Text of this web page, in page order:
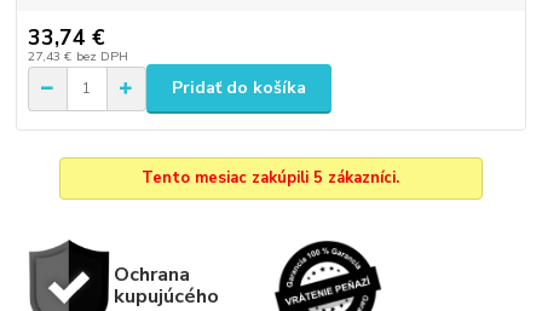
33,74 €
27,43 € bez DPH
Pridať do košíka
Tento mesiac zakúpili 5 zákazníci.
Ochrana
kupujúcého